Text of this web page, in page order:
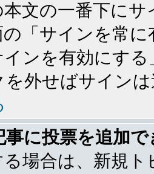
本文の一番下に
「サインを常
ンを有効にす
外せばサイン
事に投票を追加
場合は、新規